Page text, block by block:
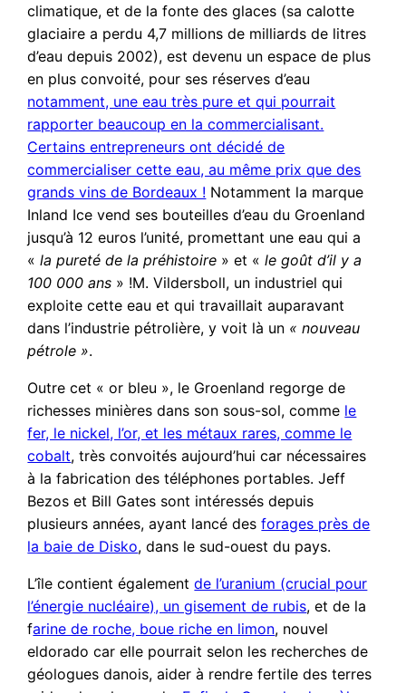
climatique, et de la fonte des glaces (sa calotte
glaciaire a perdu 4,7 millions de milliards de litres
d’eau depuis 2002), est devenu un espace de plus
en plus convoité, pour ses réserves d’eau
notamment, une eau très pure et qui pourrait
rapporter beaucoup en la commercialisant.
Certains entrepreneurs ont décidé de
commercialiser cette eau, au même prix que des
grands vins de Bordeaux ! Notamment la marque
Inland Ice vend ses bouteilles d’eau du Groenland
jusqu’à 12 euros l’unité, promettant une eau qui a
«la pureté de la préhistoire » et «le goût d’il y a
100 000 ans » !M. Vildersboll, un industriel qui
exploite cette eau et qui travaillait auparavant
dans l’industrie pétrolière, y voit là un « nouveau
pétrole ».
Outre cet « or bleu », le Groenland regorge de
richesses minières dans son sous-sol, comme le
fer, le nickel, l’or, et les métaux rares, comme le
cobalt, très convoités aujourd’hui car nécessaires
à la fabrication des téléphones portables. Jeff
Bezos et Bill Gates sont intéressés depuis
plusieurs années, ayant lancé desforages près de
la baie de Disko, dans le sud-ouest du pays.
L’île contient égalementde l’uranium (crucial pour
l’énergie nucléaire), un gisement de rubis, et de la
farine de roche, boue riche en limon, nouvel
eldorado car elle pourrait selon les recherches de
géologues danois, aider à rendre fertile des terres